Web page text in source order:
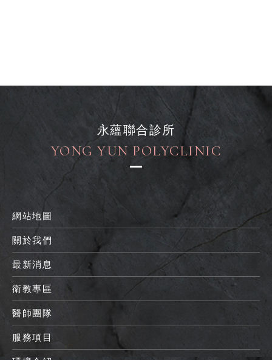
永蘊聯合診所
YONG YUN POLYCLINIC
網站地圖
關於我們
最新消息
衛教專區
醫師團隊
服務項目